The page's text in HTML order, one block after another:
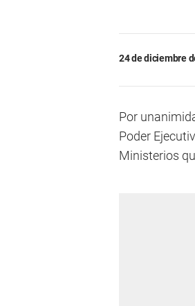
24 de diciembre
Por
Poder
Ministerios